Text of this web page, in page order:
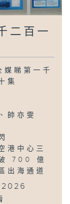
二百一
媒睇第一千
集
帥亦雯
港中心三
700 億
出海通道